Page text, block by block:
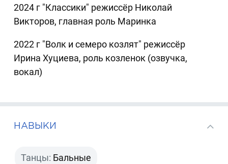
2024 г "Классики" режиссёр Николай
Викторов, главная роль Маринка
2022 г "Волк и семеро козлят" режиссёр
Ирина Хуциева, роль козленок (озвучка,
вокал)
НАВЫКИ
Танцы: Бальные